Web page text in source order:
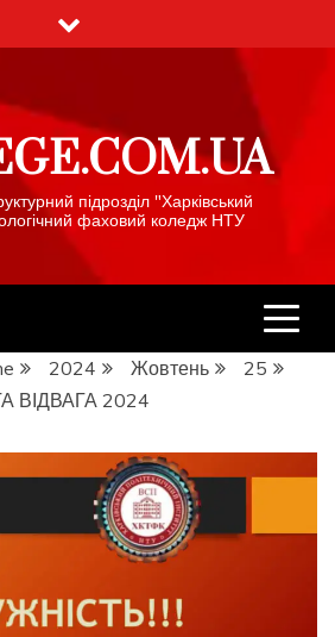
підрозділ "Харківський
фаховий коледж НТУ
2024 Жовтень
25
ВІДВАГА 2024